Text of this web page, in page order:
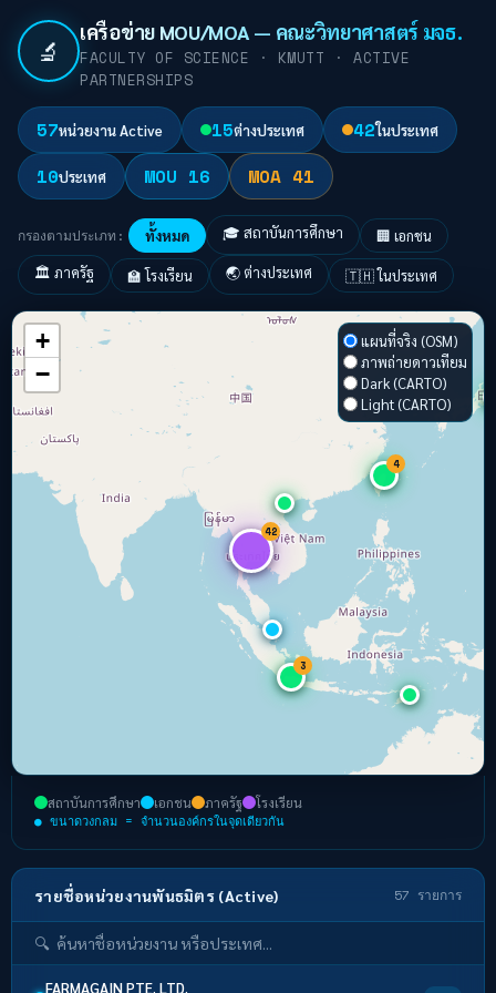
🔬
เครือข่าย MOU/MOA — คณะวิทยาศาสตร์ มจธ.
FACULTY OF SCIENCE · KMUTT · ACTIVE
PARTNERSHIPS
57หน่วยงาน Active 15ต่างประเทศ 42ในประเทศ
10ประเทศ MOU 16 MOA 41
กรองตามประเภท: ทั้งหมด 🎓 สถาบันการศึกษา
🏢 เอกชน
🏛️ ภาครัฐ
🏫 โรงเรียน 🌏 ต่างประเทศ 🇹🇭 ในประเทศ
4
3
42
+
−
แผนที่จริง (OSM)
ภาพถ่ายดาวเทียม
Dark (CARTO)
Light (CARTO)
สถาบันการศึกษา เอกชน ภาครัฐ
โรงเรียน
● ขนาดวงกลม = จำนวนองค์กรในจุดเดียวกัน
รายชื่อหน่วยงานพันธมิตร (Active) 57 รายการ
FARMAGAIN PTE. LTD.